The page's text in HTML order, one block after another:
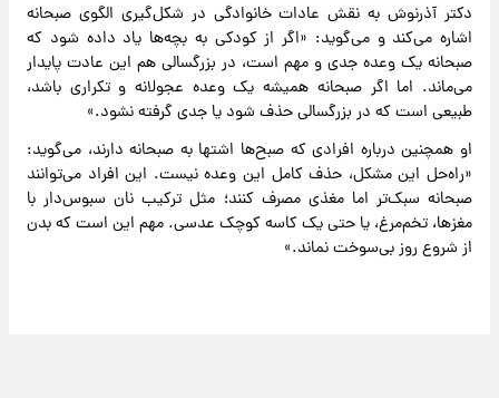
دکتر آذرنوش به نقش عادات خانوادگی در شکل‌گیری الگوی صبحانه
اشاره می‌کند و می‌گوید: «اگر از کودکی به بچه‌ها یاد داده شود که
صبحانه یک وعده جدی و مهم است، در بزرگسالی هم این عادت پایدار
می‌ماند. اما اگر صبحانه همیشه یک وعده عجولانه و تکراری باشد،
طبیعی است که در بزرگسالی حذف شود یا جدی گرفته نشود.»
او همچنین درباره افرادی که صبح‌ها اشتها به صبحانه دارند، می‌گوید:
«راه‌حل این مشکل، حذف کامل این وعده نیست. این افراد می‌توانند
صبحانه سبک‌تر اما مغذی مصرف کنند؛ مثل ترکیب نان سبوس‌دار با
مغزها، تخم‌مرغ، یا حتی یک کاسه کوچک عدسی. مهم این است که بدن
از شروع روز بی‌سوخت نماند.»